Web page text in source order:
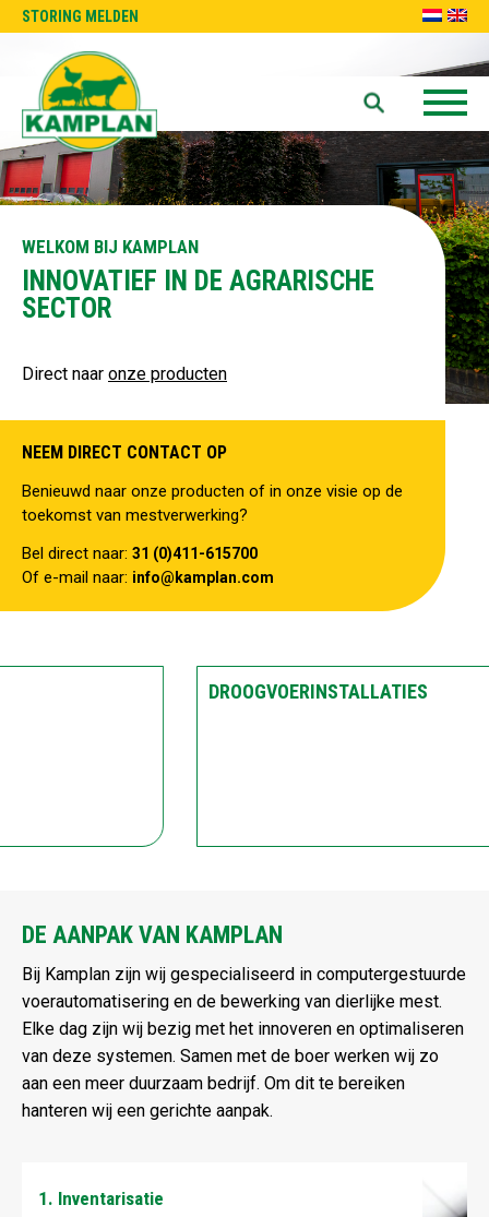
STORING MELDEN
WELKOM BIJ KAMPLAN
INNOVATIEF IN DE AGRARISCHE
SECTOR
Direct naar onze producten
NEEM DIRECT CONTACT OP
Benieuwd naar onze producten of in onze visie op de
toekomst van mestverwerking?
Bel direct naar: 31 (0)411-615700
Of e-mail naar: info@kamplan.com
DROOGVOERINSTALLATIES
DE AANPAK VAN KAMPLAN
Bij Kamplan zijn wij gespecialiseerd in computergestuurde
voerautomatisering en de bewerking van dierlijke mest.
Elke dag zijn wij bezig met het innoveren en optimaliseren
van deze systemen. Samen met de boer werken wij zo
aan een meer duurzaam bedrijf. Om dit te bereiken
hanteren wij een gerichte aanpak.
1. Inventarisatie